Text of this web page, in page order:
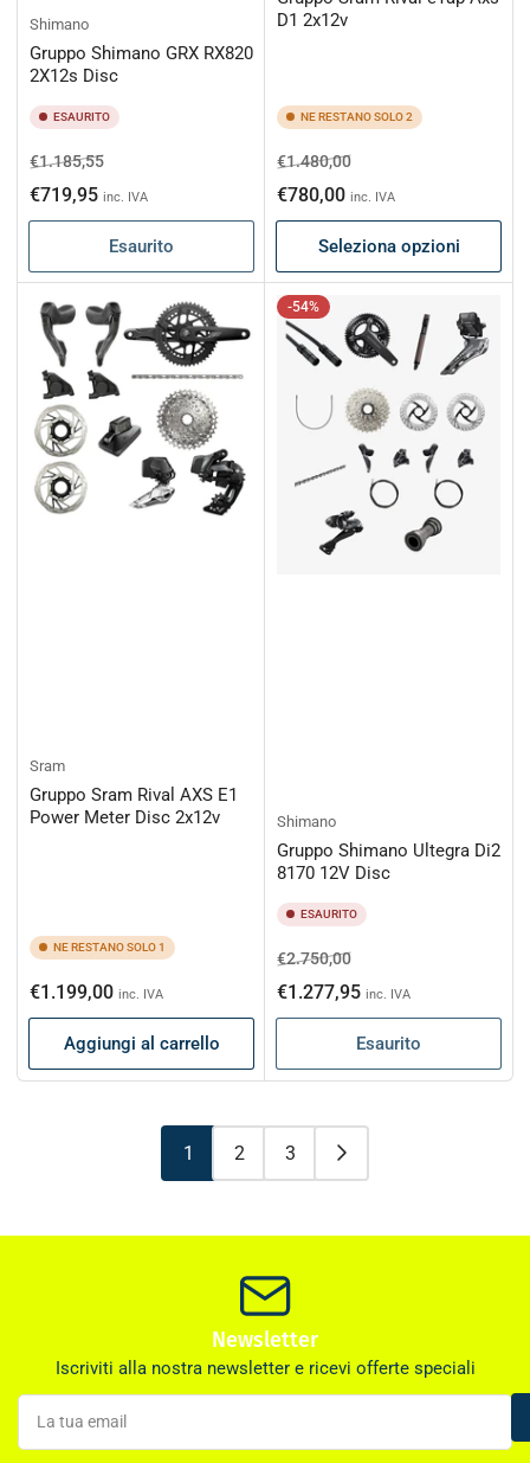
Shimano
Gruppo Shimano GRX RX820
2X12s Disc
ESAURITO
Prezzo
di
listino
€1.185,55Prezzo
scontato
€719,95 inc. IVA
Esaurito
D1 2x12v
NE RESTANO SOLO 2
Prezzo
di
listino
€1.480,00Prezzo
scontato
€780,00 inc. IVA
Seleziona opzioni
Sram
Gruppo Sram Rival AXS E1
Power Meter Disc 2x12v
NE RESTANO SOLO 1
Prezzo
di
listino
€1.199,00 inc. IVA
Aggiungi al carrello
-54%
Shimano
Gruppo Shimano Ultegra Di2
8170 12V Disc
ESAURITO
Prezzo
di
listino
€2.750,00Prezzo
scontato
€1.277,95 inc. IVA
Esaurito
1 2 3
Newsletter
Iscriviti alla nostra newsletter e ricevi offerte speciali
La
tua
email